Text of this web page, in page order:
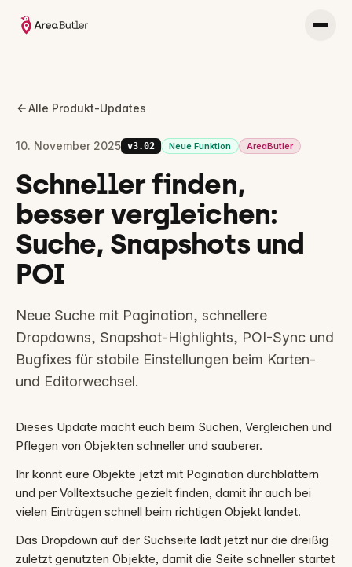
Alle Produkt-Updates
10. November 2025 v3.02 Neue Funktion AreaButler
Schneller finden,
besser vergleichen:
Suche, Snapshots und
POI
Neue Suche mit Pagination, schnellere
Dropdowns, Snapshot-Highlights, POI-Sync und
Bugfixes für stabile Einstellungen beim Karten-
und Editorwechsel.
Dieses Update macht euch beim Suchen, Vergleichen und
Pflegen von Objekten schneller und sauberer.
Ihr könnt eure Objekte jetzt mit Pagination durchblättern
und per Volltextsuche gezielt finden, damit ihr auch bei
vielen Einträgen schnell beim richtigen Objekt landet.
Das Dropdown auf der Suchseite lädt jetzt nur die dreißig
zuletzt genutzten Objekte, damit die Seite schneller startet